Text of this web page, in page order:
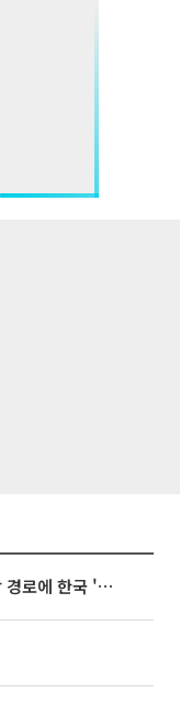
태풍 '돌핀' 이어 '찬홈' 등장…예상 경로에 한국 '한숨'